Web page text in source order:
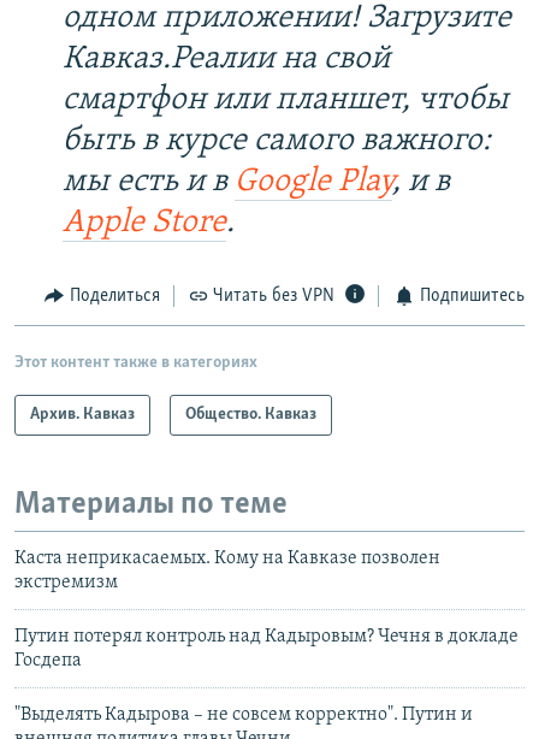
одном приложении! Загрузите
Кавказ.Реалии на свой
смартфон или планшет, чтобы
быть в курсе самого важного:
мы есть и в Google Play, и в
Apple Store.
Поделиться Читать без VPN Подпишитесь
Этот контент также в категориях
Архив. Кавказ Общество. Кавказ
Материалы по теме
Каста неприкасаемых. Кому на Кавказе позволен
экстремизм
Путин потерял контроль над Кадыровым? Чечня в докладе
Госдепа
"Выделять Кадырова – не совсем корректно". Путин и